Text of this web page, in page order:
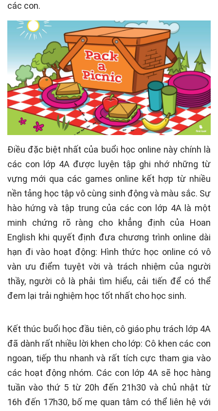
các con.
Điều đặc biệt nhất của buổi học online này chính là
các con lớp 4A được luyện tập ghi nhớ những từ
vựng mới qua các games online kết hợp từ nhiều
nền tảng học tập vô cùng sinh động và màu sắc. Sự
hào hứng và tập trung của các con lớp 4A là một
minh chứng rõ ràng cho khẳng định của Hoan
English khi quyết định đưa chương trình online dài
hạn đi vào hoạt động: Hình thức học online có vô
vàn ưu điểm tuyệt vời và trách nhiệm của người
thầy, người cô là phải tìm hiểu, cải tiến để có thể
đem lại trải nghiệm học tốt nhất cho học sinh.
Kết thúc buổi học đầu tiên, cô giáo phụ trách lớp 4A
đã dành rất nhiều lời khen cho lớp: Cô khen các con
ngoan, tiếp thu nhanh và rất tích cực tham gia vào
các hoạt động nhóm. Các con lớp 4A sẽ học hàng
tuần vào thứ 5 từ 20h đến 21h30 và chủ nhật từ
16h đến 17h30, bố mẹ quan tâm có thể liên hệ với